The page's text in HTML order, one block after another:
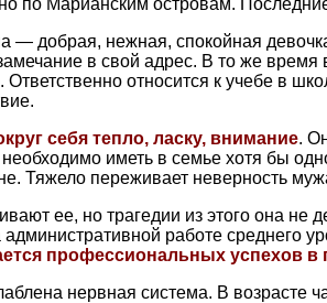
— добрая, нежная, спокойная
в свой адрес. В то же время в
относится к учебе в
себя тепло, ласку, внимание.
иметь в семье хотя бы
Тяжело переживает неверность
ее, но трагедии из этого она не
работе среднего
профессиональных успехов в
нервная система. В возрасте